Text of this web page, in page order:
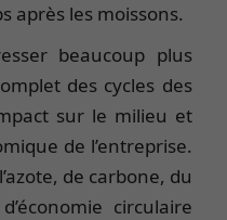
après les moissons.
beaucoup plus
des cycles des
sur le milieu et
de l’entreprise.
de carbone, du
circulaire